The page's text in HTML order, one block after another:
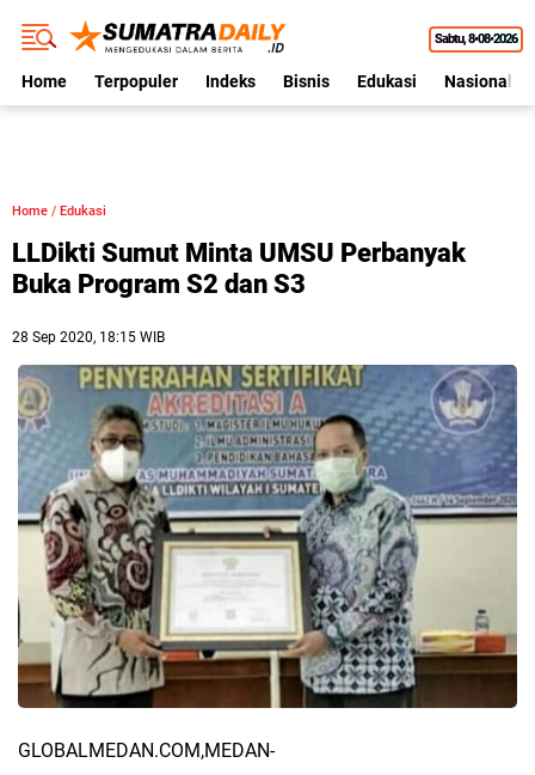
Sabtu 8•08•2026
Home Terpopuler Indeks Bisnis Edukasi Nasional
Home / Edukasi
LLDikti Sumut Minta UMSU Perbanyak
Buka Program S2 dan S3
28 Sep 2020, 18:15 WIB
GLOBALMEDAN.COM,MEDAN-